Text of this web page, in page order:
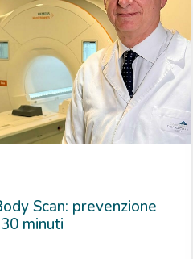
2023
2023
Scan: prevenzione
minuti